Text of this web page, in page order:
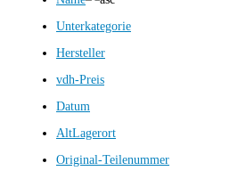
Unterkategorie
Hersteller
vdh-Preis
Datum
AltLagerort
Original-Teilenummer